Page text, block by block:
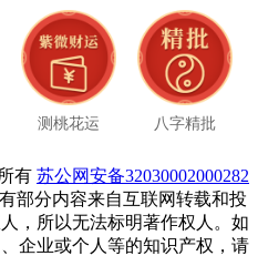
测桃花运 八字精批
有 苏公网安备32030002000282
部分内容来自互联网转载和投
，所以无法标明著作权人。如
企业或个人等的知识产权，请